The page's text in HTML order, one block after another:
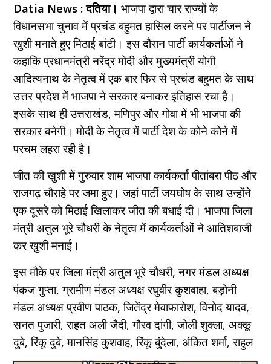
Datia News : दतिया। भाजपा द्वारा चार राज्यों के
विधानसभा चुनाव में प्रचंड बहुमत हासिल करने पर पार्टीजन ने
खुशी मनाते हुए मिठाई बांटी। इस दौरान पार्टी कार्यकर्ताओं ने
कहाकि प्रधानमंत्री नरेंद्र मोदी और मुख्यमंत्री योगी
आदित्यनाथ के नेतृत्व में एक बार फिर से प्रचंड बहुमत के साथ
उत्तर प्रदेश में भाजपा ने सरकार बनाकर इतिहास रचा है।
इसके साथ ही उत्तराखंड, मणिपुर और गोवा में भी भाजपा की
सरकार बनेगी। मोदी के नेतृत्व में पार्टी देश के कोने कोने में
परचम लहरा रही है।
जीत की खुशी में गुरुवार शाम भाजपा कार्यकर्ता पीतांबरा पीठ और
राजगढ़ चौराहे पर जमा हुए। जहां पार्टी जयघोष के साथ उन्होंने
एक दूसरे को मिठाई खिलाकर जीत की बधाई दी। भाजपा जिला
मंत्री अतुल भूरे चौधरी के नेतृत्व में कार्यकर्ताओं ने आतिशबाजी
कर खुशी मनाई।
इस मौके पर जिला मंत्री अतुल भूरे चौधरी, नगर मंडल अध्यक्ष
पंकज गुप्ता, ग्रामीण मंडल अध्यक्ष रघुवीर कुशवाहा, बड़ोनी
मंडल अध्यक्ष प्रवीण पाठक, जितेंद्र मेवाफारोश, विनोद यादव,
सनत पुजारी, राहत अली जैदी, गौरव दांगी, जोली शुक्ला, अक्कू
दुबे, रिंकू दुबे, मानसिंह कुशवाह, रिंकू बुंदेला, अंकित शर्मा, राहुल